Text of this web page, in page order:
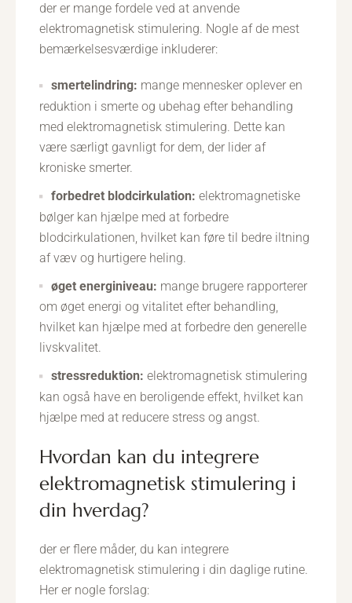
der er mange fordele ved at anvende
elektromagnetisk stimulering. Nogle af de mest
bemærkelsesværdige inkluderer:
smertelindring: mange mennesker oplever en
reduktion i smerte og ubehag efter behandling
med elektromagnetisk stimulering. Dette kan
være særligt gavnligt for dem, der lider af
kroniske smerter.
forbedret blodcirkulation: elektromagnetiske
bølger kan hjælpe med at forbedre
blodcirkulationen, hvilket kan føre til bedre iltning
af væv og hurtigere heling.
øget energiniveau: mange brugere rapporterer
om øget energi og vitalitet efter behandling,
hvilket kan hjælpe med at forbedre den generelle
livskvalitet.
stressreduktion: elektromagnetisk stimulering
kan også have en beroligende effekt, hvilket kan
hjælpe med at reducere stress og angst.
hvordan kan du integrere
elektromagnetisk stimulering i
din hverdag?
der er flere måder, du kan integrere
elektromagnetisk stimulering i din daglige rutine.
Her er nogle forslag: